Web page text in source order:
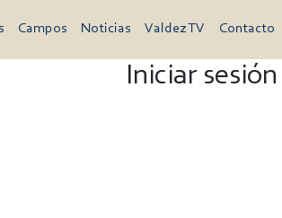
Campos Noticias Valdez TV Contacto
Iniciar sesión